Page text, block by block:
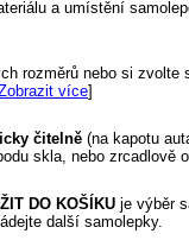
a umístění
rozměrů nebo si zvolte
více]
čitelně (na kapotu
skla, nebo zrcadlově
DO KOŠÍKU je výběr
další samolepky.